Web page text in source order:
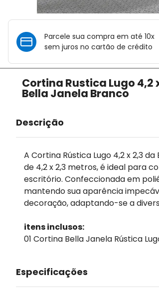
Parcele sua compra em até 10x
sem juros no cartão de crédito
Cortina Rustica Lugo 4,2
Bella Janela Branco
Descrição
A Cortina Rústica Lugo 4,2 x 2,3
de 4,2 x 2,3 metros, é ideal para
escritório. Confeccionada em
mantendo sua aparência
decoração, adaptando-se a
itens inclusos:
01 Cortina Bella Janela Rústica
Especificações